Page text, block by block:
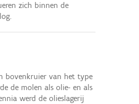
zich binnen de
bovenkruier van het type
de molen als olie- en als
werd de olieslagerij